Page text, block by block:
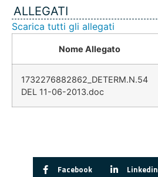
ALLEGATI
Scarica tutti gli allegati
Nome Allegato
1732276882862_DETERM.N.54
DEL 11-06-2013.doc
Facebook Linkedin